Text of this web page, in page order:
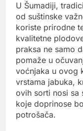
U Šumadiji,
od suštinske
koriste prirodne
kvalitetne
praksa ne samo
pomaže u
voćnjaka u ovog
vrstama jabuka,
ovih sorti nosi sa
koje doprinose
potrošača.